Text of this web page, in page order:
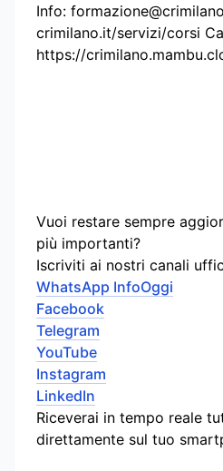
Info:
crimilano.it/servizi/corsi
https://
Vuoi restare sempre
più importanti?
Iscriviti ai nostri canali
WhatsApp InfoOggi
Facebook
Telegram
YouTube
Instagram
LinkedIn
Riceverai in tempo reale
direttamente sul tuo